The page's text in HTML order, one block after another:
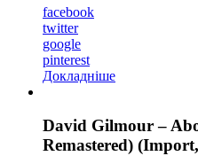
facebook
twitter
google
pinterest
Докладніше
David Gilmour –
Remastered)